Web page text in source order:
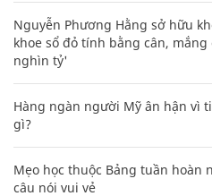
Nguyễn Phương Hằng sở hữu
khoe sổ đỏ tính bằng cân,
nghìn tỷ'
Hàng ngàn người Mỹ ân hận vì
gì?
Mẹo học thuộc Bảng tuần hoàn
câu nói vui vẻ